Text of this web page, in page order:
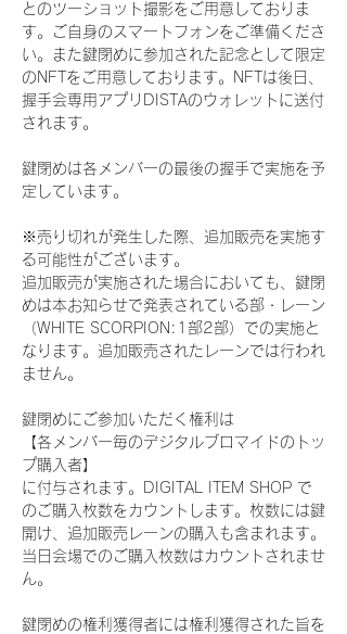
とのツーショット撮影をご用意しておりま
す。ご自身のスマートフォンをご準備くださ
い。また鍵閉めに参加された記念として限定
のNFTをご用意しております。NFTは後日、
握手会専用アプリDISTAのウォレットに送付
されます。
鍵閉めは各メンバーの最後の握手で実施を予
定しています。
※売り切れが発生した際、追加販売を実施す
る可能性がございます。
追加販売が実施された場合においても、鍵閉
めは本お知らせで発表されている部・レーン
（WHITE SCORPION:1部2部）での実施と
なります。追加販売されたレーンでは行われ
ません。
鍵閉めにご参加いただく権利は
【各メンバー毎のデジタルブロマイドのトッ
プ購入者】
に付与されます。DIGITAL ITEM SHOP で
のご購入枚数をカウントします。枚数には鍵
開け、追加販売レーンの購入も含まれます。
当日会場でのご購入枚数はカウントされませ
ん。
鍵閉めの権利獲得者には権利獲得された旨を